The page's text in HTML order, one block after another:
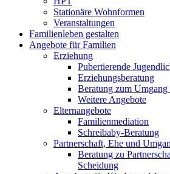
Stationäre Wohnformen
Veranstaltungen
Familienleben gestalten
Angebote für Familien
Erziehung
Pubertierende
Erziehungsberatung
Beratung zum
Weitere Angebote
Elternangebote
Familienmediation
Schreibaby-Beratung
Partnerschaft, Ehe und
Beratung zu
Scheidung